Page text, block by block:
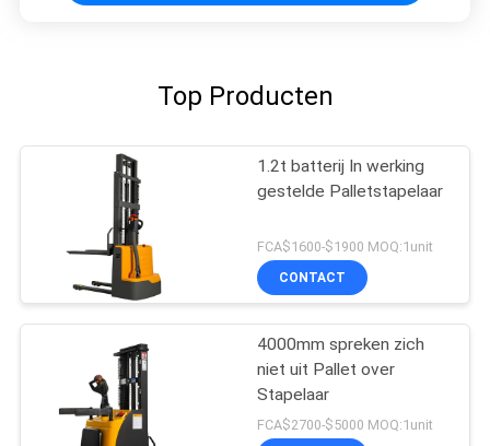
Top Producten
1.2t batterij In werking
gestelde Palletstapelaar
FCA$1600-$1900 MOQ:1unit
CONTACT
4000mm spreken zich
niet uit Pallet over
Stapelaar
FCA$2700-$5000 MOQ:1unit